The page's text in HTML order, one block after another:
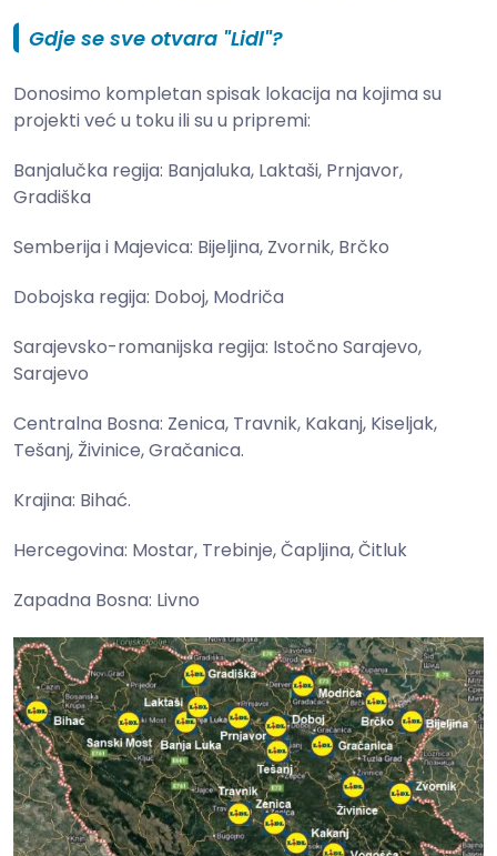
Gdje se sve otvara "Lidl"?
Donosimo kompletan spisak lokacija na kojima su
projekti već u toku ili su u pripremi:
Banjalučka regija: Banjaluka, Laktaši, Prnjavor,
Gradiška
Semberija i Majevica: Bijeljina, Zvornik, Brčko
Dobojska regija: Doboj, Modriča
Sarajevsko-romanijska regija: Istočno Sarajevo,
Sarajevo
Centralna Bosna: Zenica, Travnik, Kakanj, Kiseljak,
Tešanj, Živinice, Gračanica.
Krajina: Bihać.
Hercegovina: Mostar, Trebinje, Čapljina, Čitluk
Zapadna Bosna: Livno